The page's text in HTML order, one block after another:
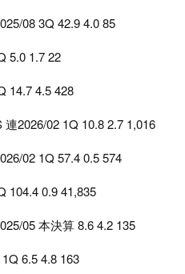
08 3Q 42.9 4.0 85
5.0 1.7 22
14.7 4.5 428
2026/02 1Q 10.8 2.7 1,016
02 1Q 57.4 0.5 574
104.4 0.9 41,835
05 本決算 8.6 4.2 135
6.5 4.8 163